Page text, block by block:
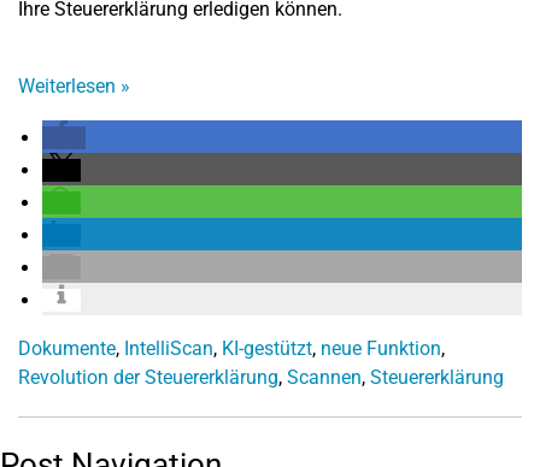
Ihre Steuererklärung erledigen können.
Weiterlesen »
Dokumente, IntelliScan, KI-gestützt, neue Funktion,
Revolution der Steuererklärung, Scannen, Steuererklärung